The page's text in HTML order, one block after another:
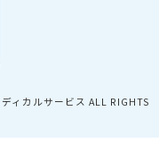
ィカルサービス ALL RIGHTS